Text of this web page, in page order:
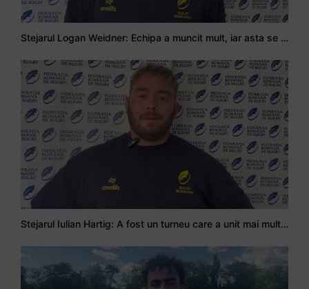
Stejarul Logan Weidner: Echipa a muncit mult, iar asta se va vedea în meciurile de la Nations Cup
Stejarul Iulian Hartig: A fost un turneu care a unit mai mult echipa